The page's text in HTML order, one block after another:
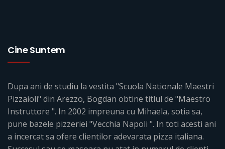
Cine Suntem
Dupa ani de studiu la vestita "Scuola Nationale Maestri
Pizzaioli" din Arezzo, Bogdan obtine titlul de "Maestro
Instruttore ". In 2002 impreuna cu Mihaela, sotia sa,
pune bazele pizzeriei "Vecchia Napoli ". In toti acesti ani
a incercat sa ofere clientilor adevarata pizza italiana.